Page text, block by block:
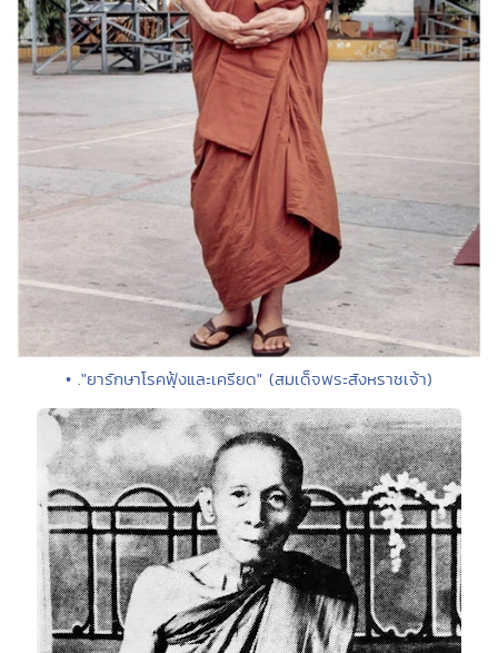
• ."ยารักษาโรคฟุ้งและเครียด" (สมเด็จพระสังหราชเจ้า)